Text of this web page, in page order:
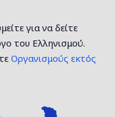
για να δείτε
του Ελληνισμού.
Οργανισμούς εκτός